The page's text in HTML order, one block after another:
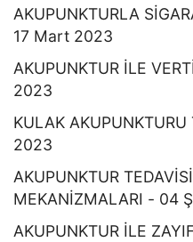
AKUPUNKTURLA
17 Mart 2023
AKUPUNKTUR İLE
2023
KULAK
2023
AKUPUNKTUR
MEKANİZMALARI - 04
AKUPUNKTUR İLE